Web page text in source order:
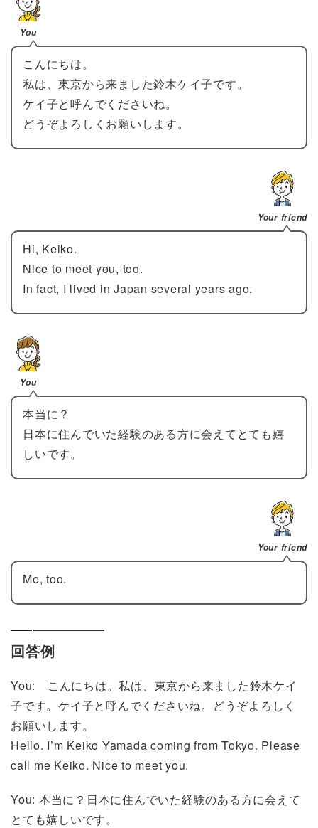
You
こんにちは。
私は、東京から来ました鈴木ケイ子です。
ケイ子と呼んでくださいね。
どうぞよろしくお願いします。
Your friend
Hi, Keiko.
Nice to meet you, too.
In fact, I lived in Japan several years ago.
You
本当に？
日本に住んでいた経験のある方に会えてとても嬉
しいです。
Your friend
Me, too.
回答例
You: こんにちは。私は、東京から来ました鈴木ケイ
子です。ケイ子と呼んでくださいね。どうぞよろしく
お願いします。
Hello. I’m Keiko Yamada coming from Tokyo. Please
call me Keiko. Nice to meet you.
You: 本当に？日本に住んでいた経験のある方に会えて
とても嬉しいです。